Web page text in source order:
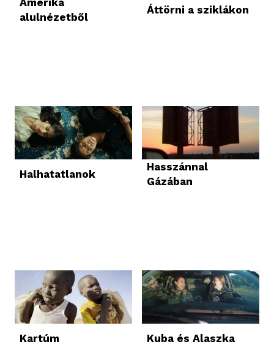
Amerika
alulnézetből
Áttörni a sziklákon
Halhatatlanok
Hasszánnal
Gázában
Kartúm Kuba és Alaszka